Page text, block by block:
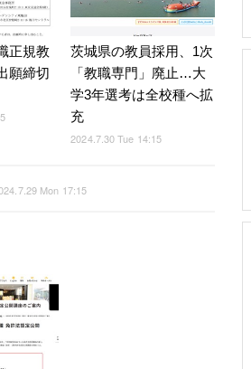
正規教
願締切
茨城県の教員採用、1次
「教職専門」廃止…大
学3年選考は全校種へ拡
充
2024.7.30 Tue 14:15
Mon 17:15